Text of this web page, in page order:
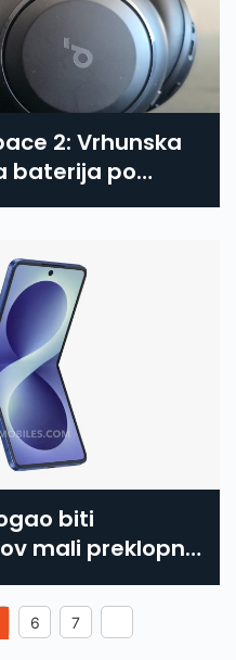
2: Vrhunska
baterija po
biti
mali preklopni
6 7